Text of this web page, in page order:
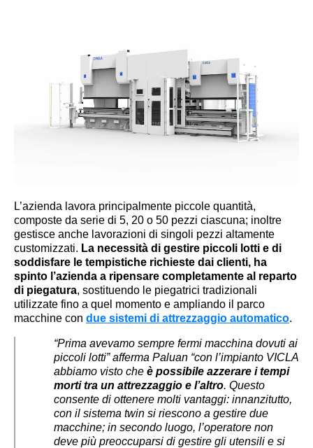
L’azienda lavora principalmente piccole quantità,
composte da serie di 5, 20 o 50 pezzi ciascuna; inoltre
gestisce anche lavorazioni di singoli pezzi altamente
customizzati. La necessità di gestire piccoli lotti e di
soddisfare le tempistiche richieste dai clienti, ha
spinto l’azienda a ripensare completamente al reparto
di piegatura, sostituendo le piegatrici tradizionali
utilizzate fino a quel momento e ampliando il parco
macchine con due sistemi di attrezzaggio automatico.
“Prima avevamo sempre fermi macchina dovuti ai
piccoli lotti” afferma Paluan “con l’impianto VICLA
abbiamo visto che è possibile azzerare i tempi
morti tra un attrezzaggio e l’altro. Questo
consente di ottenere molti vantaggi: innanzitutto,
con il sistema twin si riescono a gestire due
macchine; in secondo luogo, l’operatore non
deve più preoccuparsi di gestire gli utensili e si